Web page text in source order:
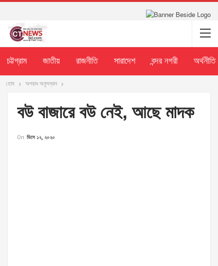
চট্টগ্রাম জাতীয় রাজনীতি সারাদেশ বন্দর নগরী অর্থনীতি
হোম অপরাধ অনুসন্ধান
বউ বাজারে বউ নেই, আছে মাদক
On ডিসে ১২, ২০২০